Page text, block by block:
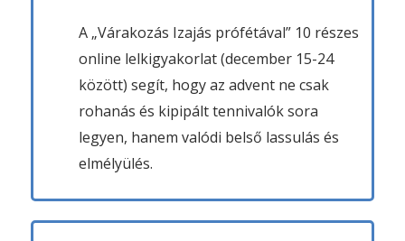
A „Várakozás Izajás prófétával” 10 részes
online lelkigyakorlat (december 15-24
között) segít, hogy az advent ne csak
rohanás és kipipált tennivalók sora
legyen, hanem valódi belső lassulás és
elmélyülés.